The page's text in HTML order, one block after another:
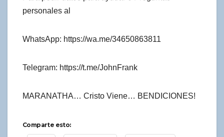
personales al
WhatsApp: https://wa.me/34650863811
Telegram: https://t.me/JohnFrank
MARANATHA… Cristo Viene… BENDICIONES!
Comparte esto: